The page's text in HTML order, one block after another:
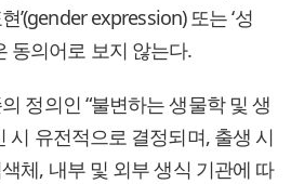
’(gender expression) 또는 ‘성
동의어로 보지 않는다.
정의인 “불변하는 생물학 및 생
시 유전적으로 결정되며, 출생 시
체, 내부 및 외부 생식 기관에 따